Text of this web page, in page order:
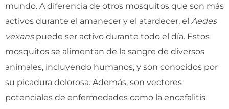
mundo. A diferencia de otros mosquitos que son más
activos durante el amanecer y el atardecer, el Aedes
vexanspuede ser activo durante todo el día. Estos
mosquitos se alimentan de la sangre de diversos
animales, incluyendo humanos, y son conocidos por
su picadura dolorosa. Además, son vectores
potenciales de enfermedades como la encefalitis